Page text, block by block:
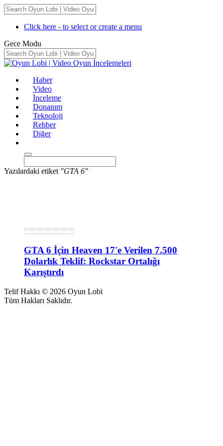
Click here - to select or create a menu
Gece Modu
Haber
Video
İnceleme
Donanım
Teknoloji
Rehber
Diğer
Yazılardaki etiket "GTA 6"
GTA 6 İçin Heaven 17'e Verilen 7.500
Dolarlık Teklif: Rockstar Ortalığı
Karıştırdı
Telif Hakkı © 2026 Oyun Lobi
Tüm Hakları Saklıdır.